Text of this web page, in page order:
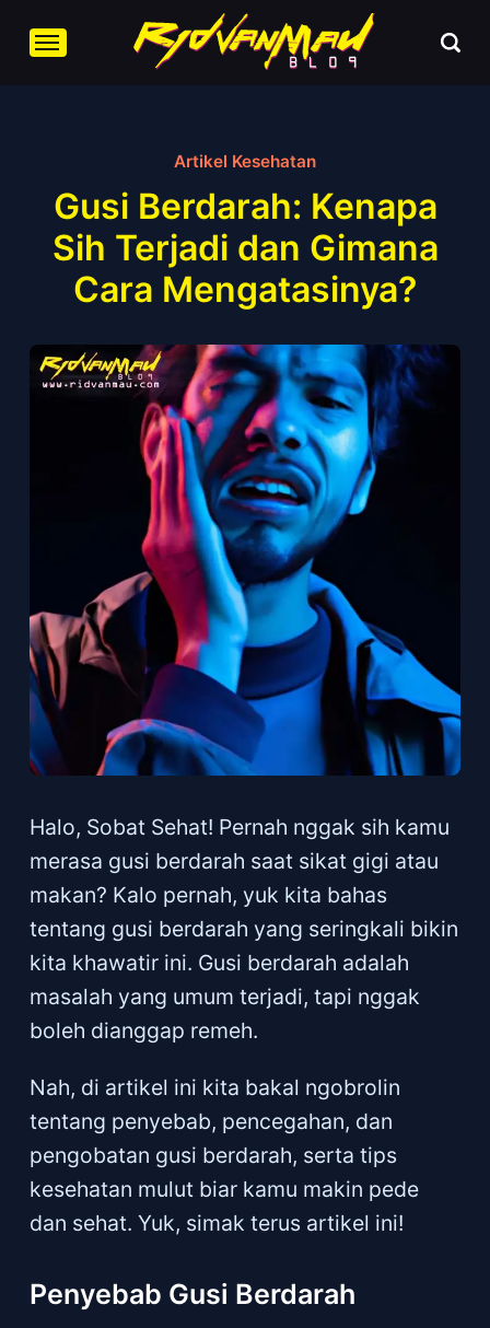
Artikel Kesehatan
Gusi Berdarah: Kenapa
Sih Terjadi dan Gimana
Cara Mengatasinya?
Halo, Sobat Sehat! Pernah nggak sih kamu
merasa gusi berdarah saat sikat gigi atau
makan? Kalo pernah, yuk kita bahas
tentang gusi berdarah yang seringkali bikin
kita khawatir ini. Gusi berdarah adalah
masalah yang umum terjadi, tapi nggak
boleh dianggap remeh.
Nah, di artikel ini kita bakal ngobrolin
tentang penyebab, pencegahan, dan
pengobatan gusi berdarah, serta tips
kesehatan mulut biar kamu makin pede
dan sehat. Yuk, simak terus artikel ini!
Penyebab Gusi Berdarah